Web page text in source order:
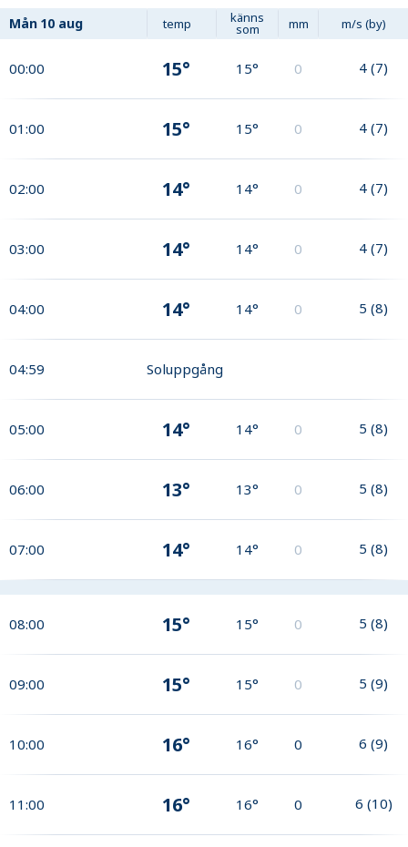
Mån 10 aug temp känns
som mm m/s (by)
00:00 15° 15° 0 4 (7)
01:00 15° 15° 0 4 (7)
02:00 14° 14° 0 4 (7)
03:00 14° 14° 0 4 (7)
04:00 14° 14° 0 5 (8)
04:59 Soluppgång
05:00 14° 14° 0 5 (8)
06:00 13° 13° 0 5 (8)
07:00 14° 14° 0 5 (8)
08:00 15° 15° 0 5 (8)
09:00 15° 15° 0 5 (9)
10:00 16° 16° 0 6 (9)
11:00 16° 16° 0 6 (10)